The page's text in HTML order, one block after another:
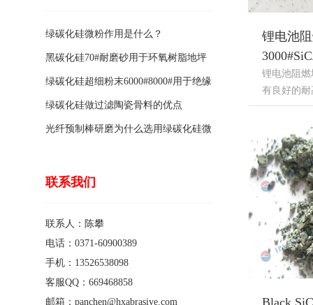
绿碳化硅微粉作用是什么？
黑碳化硅70#耐磨砂用于环氧树脂地坪
骨料的特点有哪些？
绿碳化硅超细粉末6000#8000#用于绝缘
涂料的优点
绿碳化硅做过滤陶瓷骨料的优点
光纤预制棒研磨为什么选用绿碳化硅微
联系我们
联系人：陈攀
电话：0371-60900389
手机：13526538098
客服QQ：669468858
邮箱：panchen@hxabrasive.com
锂电池
锂电池阻燃
有良好的
Black